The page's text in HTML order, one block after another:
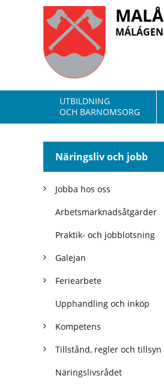
UTBILDNING
OCH BARNOMSORG
Näringsliv och jobb
Jobba hos oss
Arbetsmarknadsåtgärder
Praktik- och jobblotsning
Galejan
Feriearbete
Upphandling och inköp
Kompetens
Tillstånd, regler och tillsyn
Näringslivsrådet